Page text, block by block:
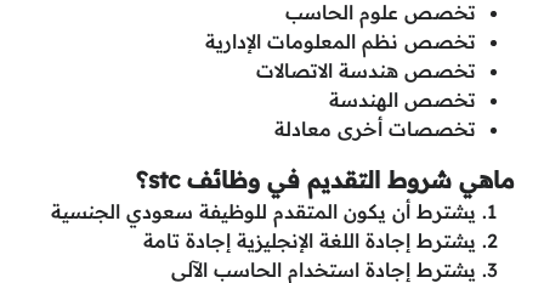
تخصص علوم الحاسب
تخصص نظم المعلومات الإدارية
تخصص هندسة الاتصالات
تخصص الهندسة
تخصصات أخرى معادلة
ماهي شروط التقديم في وظائف stc؟
يشترط أن يكون المتقدم للوظيفة سعودي الجنسية
يشترط إجادة اللغة الإنجليزية إجادة تامة
يشترط إجادة استخدام الحاسب الآلي